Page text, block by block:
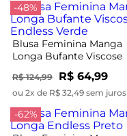
-48%
Blusa Feminina Manga
Longa Bufante Viscose
Endless Verde
R$ 124,99 R$ 64,99
ou 2x de R$ 32,49 sem juros
-62%